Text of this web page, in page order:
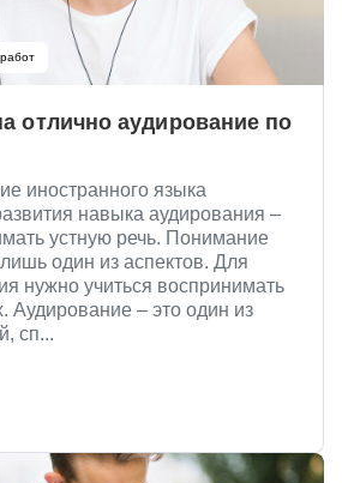
отлично аудирование по
иностранного языка
навыка аудирования –
устную речь. Понимание
один из аспектов. Для
нужно учиться воспринимать
Аудирование – это один из
сп...